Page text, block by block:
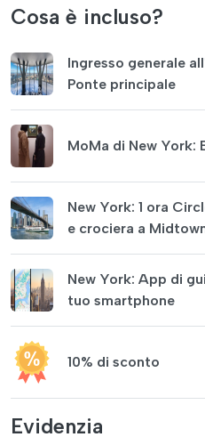
Cosa è incluso?
Ingresso generale
Ponte principale
MoMa di New
New York: 1 ora
e crociera a
New York: App di
tuo smartphone
10% di sconto
Evidenzia